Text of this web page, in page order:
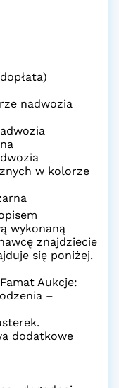
nadwozia
w kolorze
wykonaną
znajdziecie
się poniżej.
Aukcje:
–
dodatkowe